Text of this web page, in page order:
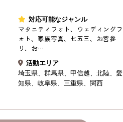
対応可能なジャンル
マタニティフォト、ウェディングフ
ォト、家族写真、七五三、お宮参
り、お…
活動エリア
埼玉県
群馬県 甲信越 北陸
愛
知県
岐阜県 三重県 関西